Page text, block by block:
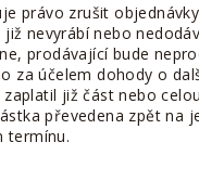
právo zrušit
nevyrábí nebo
prodávající bude
za účelem dohody o
již část nebo
převedena zpět na
termínu.